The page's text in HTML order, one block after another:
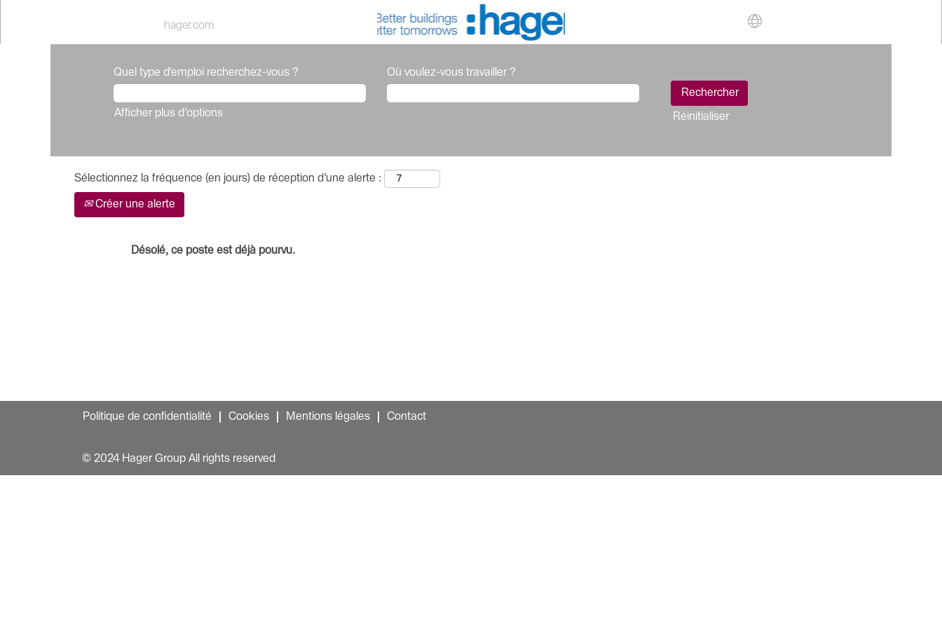
hager.com
Quel type d'emploi recherchez-vous ? Où voulez-vous travailler ?
Afficher plus d’options Réinitialiser
Sélectionnez la fréquence (en jours) de réception d’une alerte :
Créer une alerte
Désolé, ce poste est déjà pourvu.
Politique de confidentialité Cookies Mentions légales Contact
© 2024 Hager Group All rights reserved